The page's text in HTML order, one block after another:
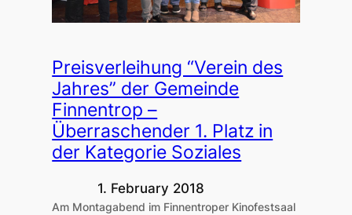
Preisverleihung “Verein des
Jahres” der Gemeinde
Finnentrop –
Überraschender 1. Platz in
der Kategorie Soziales
1. February 2018
Am Montagabend im Finnentroper Kinofestsaal